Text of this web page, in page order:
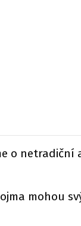
o
mohou